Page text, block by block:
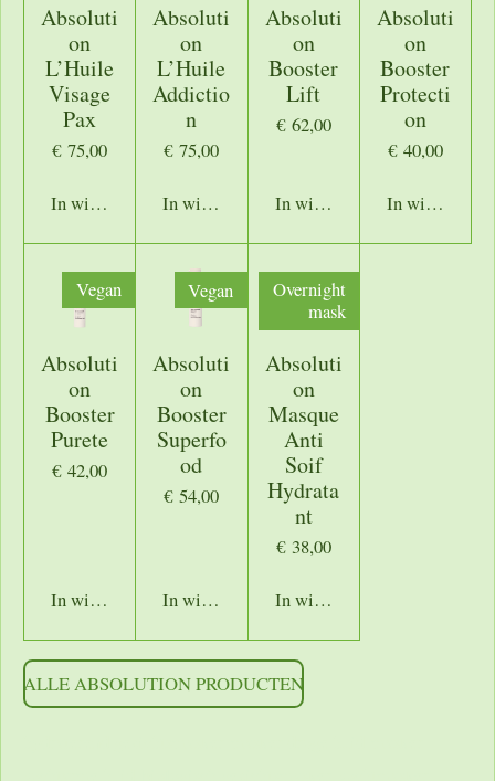
Absoluti
on
L’Huile
Visage
Pax
€ 75,00
In winkelwagen
Absoluti
on
L’Huile
Addictio
n
€ 75,00
In winkelwagen
Absoluti
on
Booster
Lift
€ 62,00
In winkelwagen
Absoluti
on
Booster
Protecti
on
€ 40,00
In
Vegan
Absoluti
on
Booster
Purete
€ 42,00
In winkelwagen
Vegan
Absoluti
on
Booster
Superfo
od
€ 54,00
In winkelwagen
Overnight
mask
Absoluti
on
Masque
Anti
Soif
Hydrata
nt
€ 38,00
In winkelwagen
ALLE ABSOLUTION PRODUCTEN